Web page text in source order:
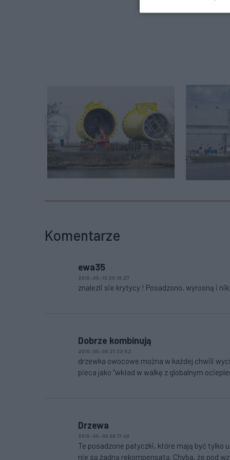
Komentarze
ewa35
2016-05-10 20:10:27
znalezli sie krytycy ! Posadzono, wyrosną i
Dobrze kombinują
2016-05-06 21:32:52
drzewka owocowe można w każdej chwili
pieca jako "wkład w walkę z globalnym
Drzewa
2016-05-06 08:17:49
Te posadzone patyczki, które mają być
nie są żadną rekompensatą. Chyba, że pod